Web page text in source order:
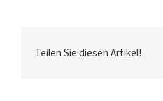
Teilen Sie diesen Artikel!